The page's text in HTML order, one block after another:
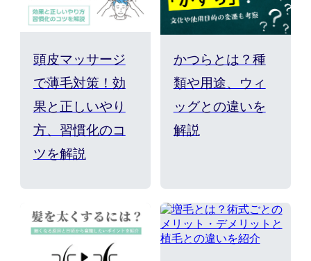
頭皮マッサージ
で薄毛対策！効
果と正しいやり
方、習慣化のコ
ツを解説
かつらとは？種
類や用途、ウィ
ッグとの違いを
解説